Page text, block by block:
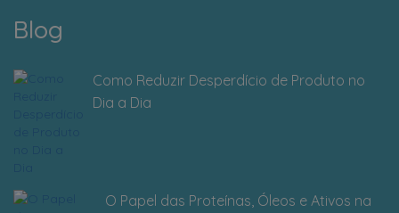
Blog
Como Reduzir Desperdício de Produto no
Dia a Dia
O Papel das Proteínas, Óleos e Ativos na